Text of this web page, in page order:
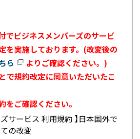
でビジネスメンバーズのサービ
を実施しております。(改変後の
ら
よりご確認ください。)
で規約改定に同意いただいたこ
をご確認ください。
ズサービス 利用規約 】日本国外で
の改変